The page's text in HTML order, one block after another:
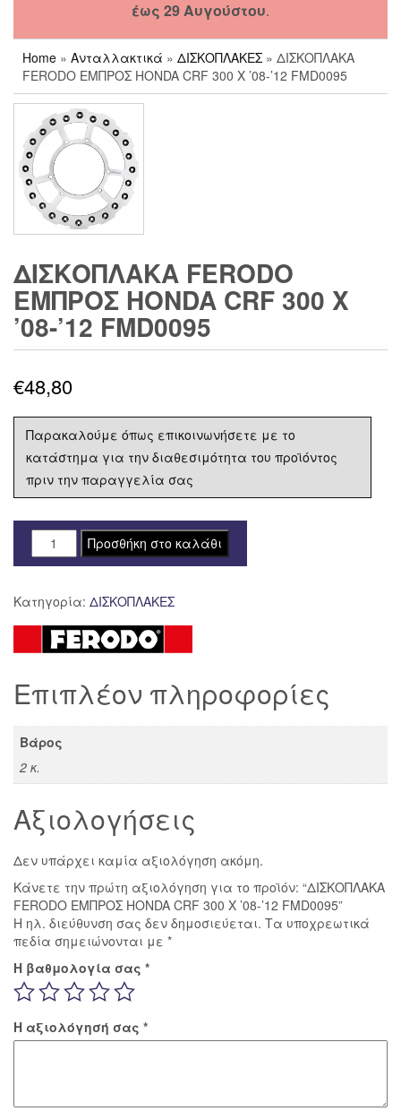
έως 29 Αυγούστου.
Home » Ανταλλακτικά » ΔΙΣΚΟΠΛΑΚΕΣ » ΔΙΣΚΟΠΛΑΚΑ
FERODO ΕΜΠΡΟΣ HONDA CRF 300 X ’08-’12 FMD0095
ΔΙΣΚΟΠΛΑΚΑ FERODO
ΕΜΠΡΟΣ HONDA CRF 300 X
’08-’12 FMD0095
€48,80
Παρακαλούμε όπως επικοινωνήσετε με το
κατάστημα για την διαθεσιμότητα του προϊόντος
πριν την παραγγελία σας
ΔΙΣΚΟΠΛΑΚΑ
FERODO
HONDA
CRF
300
'08-
FMD0095
ποσότητα
Προσθήκη στο καλάθι
Κατηγορία: ΔΙΣΚΟΠΛΑΚΕΣ
Επιπλέον πληροφορίες
Βάρος
2 κ.
Αξιολογήσεις
Δεν υπάρχει καμία αξιολόγηση ακόμη.
Κάνετε την πρώτη αξιολόγηση για το προϊόν: “ΔΙΣΚΟΠΛΑΚΑ
FERODO ΕΜΠΡΟΣ HONDA CRF 300 X ’08-’12 FMD0095”
Η ηλ. διεύθυνση σας δεν δημοσιεύεται. Τα υποχρεωτικά
πεδία σημειώνονται με *
Η βαθμολογία σας *
Η αξιολόγησή σας *